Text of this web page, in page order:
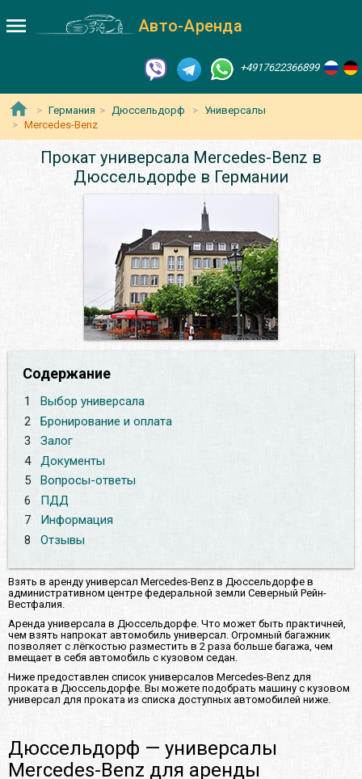
Авто-Аренда
+4917622366899
Германия Дюссельдорф
Универсалы
Mercedes-Benz
Прокат универсала Mercedes-Benz в
Дюссельдорфе в Германии
Содержание
1
Выбор универсала
2
Бронирование и оплата
3
Залог
4
Документы
5
Вопросы-ответы
6
ПДД
7
Информация
8
Отзывы
Взять в аренду универсал Mercedes-Benz в Дюссельдорфе в
административном центре федеральной земли Северный Рейн-
Вестфалия.
Аренда универсала в Дюссельдорфе. Что может быть практичней,
чем взять напрокат автомобиль универсал. Огромный багажник
позволяет с лёгкостью разместить в 2 раза больше багажа, чем
вмещает в себя автомобиль с кузовом седан.
Ниже предоставлен список универсалов Mercedes-Benz для
проката в Дюссельдорфе. Вы можете подобрать машину с кузовом
универсал для проката из списка доступных автомобилей ниже.
Дюссельдорф — универсалы
Mercedes-Benz для аренды